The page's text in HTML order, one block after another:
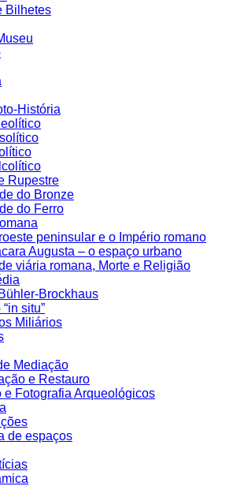
Bilhetes
História
Rupestre
do Bronze
do Ferro
peninsular e o Império romano
Augusta – o espaço urbano
viária romana, Morte e Religião
Brockhaus
situ”
Miliários
Mediação
e Restauro
e Fotografia Arqueológicos
de espaços